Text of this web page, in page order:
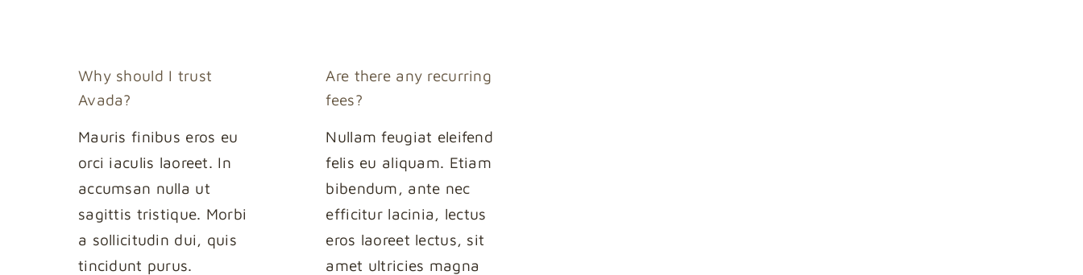
Why should I trust
Avada?
Mauris finibus eros eu
orci iaculis laoreet. In
accumsan nulla ut
sagittis tristique. Morbi
a sollicitudin dui, quis
tincidunt purus.
Are there any recurring
fees?
Nullam feugiat eleifend
felis eu aliquam. Etiam
bibendum, ante nec
efficitur lacinia, lectus
eros laoreet lectus, sit
amet ultricies magna